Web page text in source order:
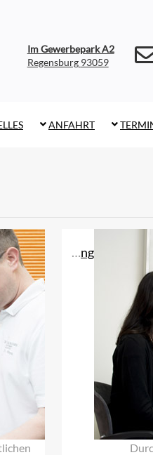
Im Gewerbepark A2
93059 Regensburg
ANFAHRT
Schlaganfallfrüherkennung